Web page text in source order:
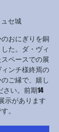
セ城
おにぎりを銅
た。ダ・ヴィ
ペースでの展
ンチ様終焉の
ご縁で、嬉し
さい。前期14
示があります
。